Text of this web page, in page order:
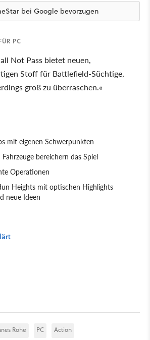
bei Google bevorzugen
PC
Not Pass bietet neuen,
Stoff für Battlefield-Süchtige,
groß zu überraschen.«
mit eigenen Schwerpunkten
bereichern das Spiel
Operationen
Heights mit optischen Highlights
neue Ideen
Rohe PC Action